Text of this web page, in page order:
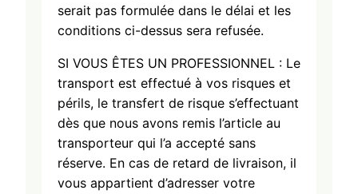
serait pas formulée dans le délai et les
conditions ci-dessus sera refusée.
SI VOUS ÊTES UN PROFESSIONNEL : Le
transport est effectué à vos risques et
périls, le transfert de risque s’effectuant
dès que nous avons remis l’article au
transporteur qui l’a accepté sans
réserve. En cas de retard de livraison, il
vous appartient d’adresser votre